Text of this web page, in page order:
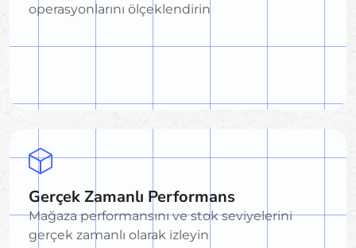
operasyonlarını ölçeklendirin
Gerçek Zamanlı Performans
Mağaza performansını ve stok seviyelerini
gerçek zamanlı olarak izleyin